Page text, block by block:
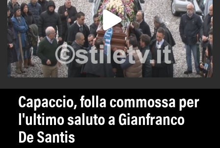
Capaccio, folla commossa per
l'ultimo saluto a Gianfranco
De Santis